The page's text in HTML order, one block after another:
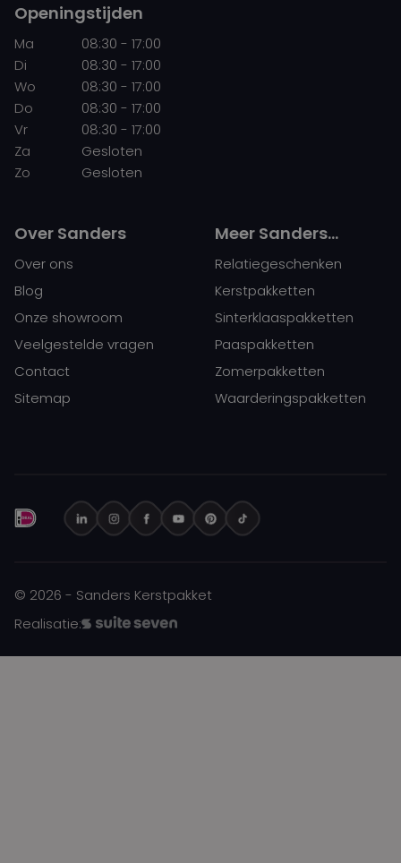
Openingstijden
Ma
08:30 - 17:00
Di
08:30 - 17:00
Wo
08:30 - 17:00
Do
08:30 - 17:00
Vr
08:30 - 17:00
Za
Gesloten
Zo
Gesloten
Over Sanders
Over ons
Blog
Onze showroom
Veelgestelde vragen
Contact
Sitemap
Meer Sanders…
Relatiegeschenken
Kerstpakketten
Sinterklaaspakketten
Paaspakketten
Zomerpakketten
Waarderingspakketten
© 2026 - Sanders Kerstpakket
Realisatie: